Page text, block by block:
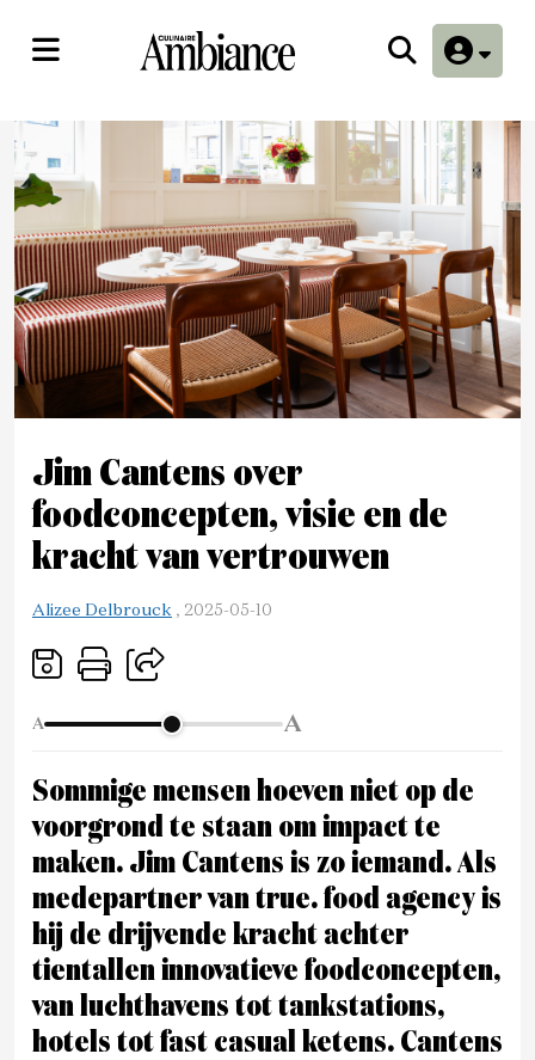
Jim Cantens over
foodconcepten, visie en de
kracht van vertrouwen
Alizee Delbrouck , 2025-05-10
A A
Sommige mensen hoeven niet op de
voorgrond te staan om impact te
maken. Jim Cantens is zo iemand. Als
medepartner van true. food agency is
hij de drijvende kracht achter
tientallen innovatieve foodconcepten,
van luchthavens tot tankstations,
hotels tot fast casual ketens. Cantens